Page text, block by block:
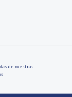
de nuestras